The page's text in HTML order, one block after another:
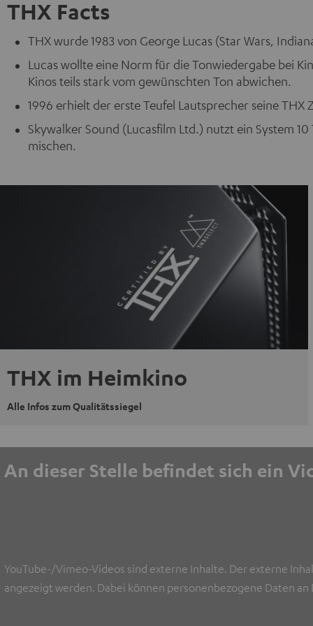
THX Facts
THX wurde 1983 von George Lucas (Star Wars,
Lucas wollte eine Norm für die Tonwiedergabe bei
Kinos teils stark vom gewünschten Ton abwichen.
1996 erhielt der erste Teufel Lautsprecher seine THX
Skywalker Sound (Lucasfilm Ltd.) nutzt ein System
mischen.
THX im Heimkino
Alle Infos zum Qualitätssiegel
An dieser Stelle befindet sich ein
YouTube-/Vimeo-Videos sind externe Inhalte. Der externe
angezeigt werden. Dabei können personenbezogene Daten